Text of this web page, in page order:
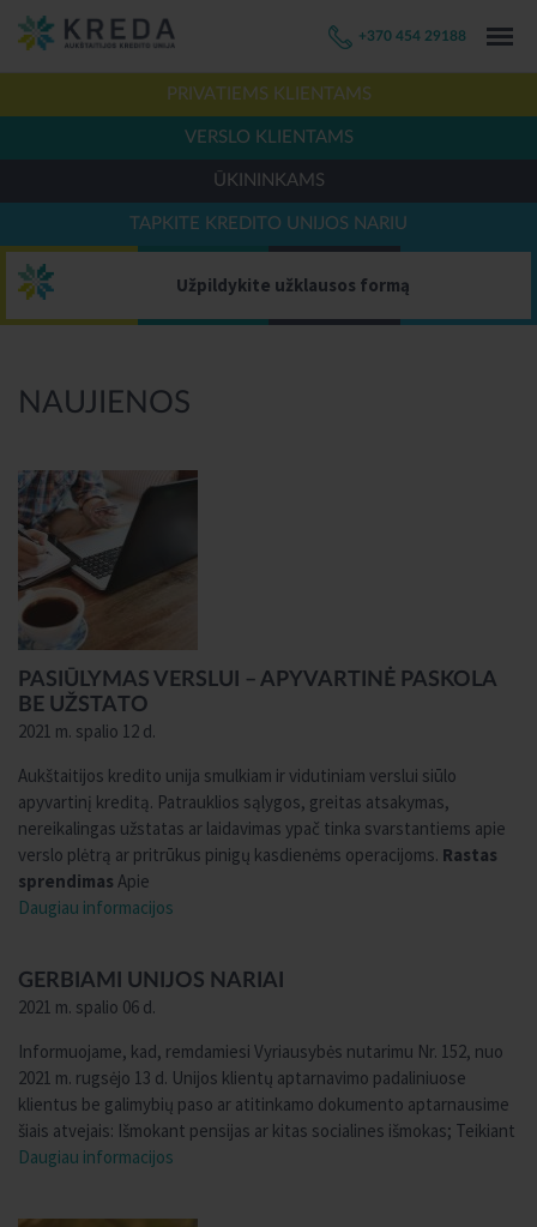
+370 454 29188
PRIVATIEMS KLIENTAMS
VERSLO KLIENTAMS
ŪKININKAMS
TAPKITE KREDITO UNIJOS NARIU
Užpildykite užklausos formą
NAUJIENOS
PASIŪLYMAS VERSLUI – APYVARTINĖ PASKOLA
BE UŽSTATO
2021 m. spalio 12 d.
Aukštaitijos kredito unija smulkiam ir vidutiniam verslui siūlo
apyvartinį kreditą. Patrauklios sąlygos, greitas atsakymas,
nereikalingas užstatas ar laidavimas ypač tinka svarstantiems apie
verslo plėtrą ar pritrūkus pinigų kasdienėms operacijoms. Rastas
sprendimas Apie
Daugiau informacijos
GERBIAMI UNIJOS NARIAI
2021 m. spalio 06 d.
Informuojame, kad, remdamiesi Vyriausybės nutarimu Nr. 152, nuo
2021 m. rugsėjo 13 d. Unijos klientų aptarnavimo padaliniuose
klientus be galimybių paso ar atitinkamo dokumento aptarnausime
šiais atvejais: Išmokant pensijas ar kitas socialines išmokas; Teikiant
Daugiau informacijos